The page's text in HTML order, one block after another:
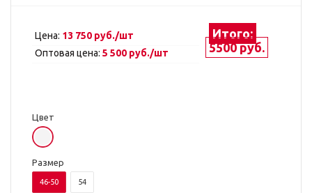
Цена: 13 750 руб./шт
Оптовая цена: 5 500 руб./шт
Итого:
5500 руб.
Цвет
Размер
46-50 54